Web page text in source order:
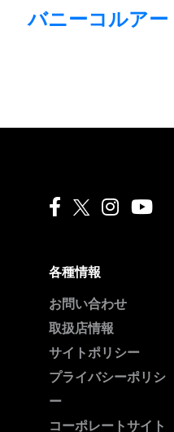
バニーコルア
Liquitex
各種情報
お問い合わせ
取扱店情報
サイトポリシー
プライバシーポリシ
ー
コーポレートサイト